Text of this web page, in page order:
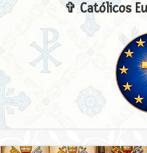
✞ Católicos